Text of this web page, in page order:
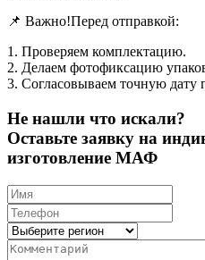
📌 Важно!Перед отправкой:
1. Проверяем комплектацию.
2. Делаем фотофиксацию
3. Согласовываем точную дату
Не нашли что искали?
Оставьте заявку на
изготовление МАФ